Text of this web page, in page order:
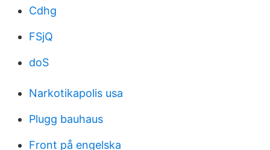
Cdhg
FSjQ
doS
Narkotikapolis usa
Plugg bauhaus
Front på engelska